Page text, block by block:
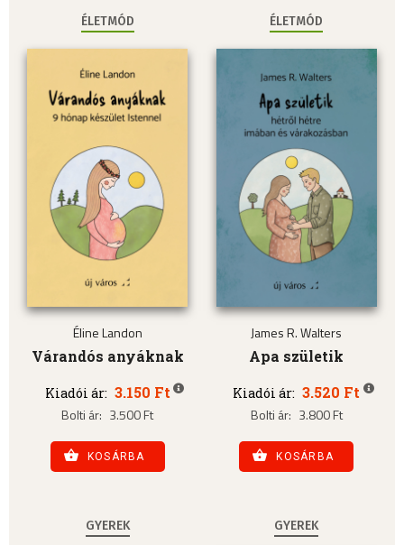
ÉLETMÓD
Éline Landon
Várandós anyáknak
Kiadói ár: 3.150 Ft
Bolti ár: 3.500 Ft
KOSÁRBA
ÉLETMÓD
James R. Walters
Apa születik
Kiadói ár: 3.520 Ft
Bolti ár: 3.800 Ft
KOSÁRBA
GYEREK GYEREK